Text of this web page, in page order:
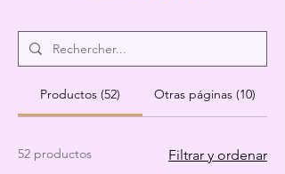
Productos (52) Otras páginas (10)
52 productos Filtrar y ordenar